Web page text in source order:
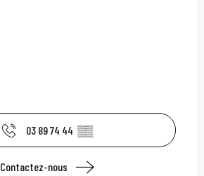
03 89 74 44 ▒▒
Contactez-nous